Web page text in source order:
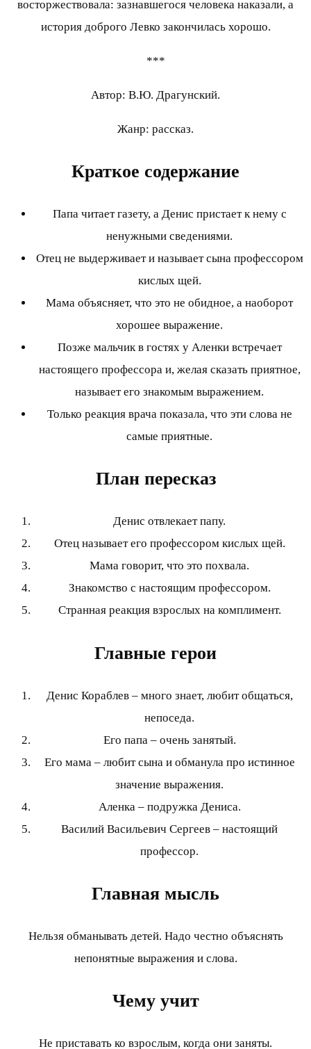
восторжествовала: зазнавшегося человека наказали, а
история доброго Левко закончилась хорошо.
***
Автор: В.Ю. Драгунский.
Жанр: рассказ.
Краткое содержание
Папа читает газету, а Денис пристает к нему с
ненужными сведениями.
Отец не выдерживает и называет сына профессором
кислых щей.
Мама объясняет, что это не обидное, а наоборот
хорошее выражение.
Позже мальчик в гостях у Аленки встречает
настоящего профессора и, желая сказать приятное,
называет его знакомым выражением.
Только реакция врача показала, что эти слова не
самые приятные.
План пересказ
Денис отвлекает папу.
Отец называет его профессором кислых щей.
Мама говорит, что это похвала.
Знакомство с настоящим профессором.
Странная реакция взрослых на комплимент.
Главные герои
Денис Кораблев – много знает, любит общаться,
непоседа.
Его папа – очень занятый.
Его мама – любит сына и обманула про истинное
значение выражения.
Аленка – подружка Дениса.
Василий Васильевич Сергеев – настоящий
профессор.
Главная мысль
Нельзя обманывать детей. Надо честно объяснять
непонятные выражения и слова.
Чему учит
Не приставать ко взрослым, когда они заняты.